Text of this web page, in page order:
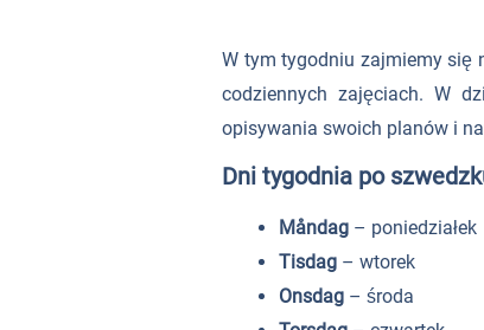
W tym tygodniu zajmiemy się
codziennych zajęciach. W
opisywania swoich planów i
Dni tygodnia po
Måndag – poniedziałek
Tisdag – wtorek
Onsdag – środa